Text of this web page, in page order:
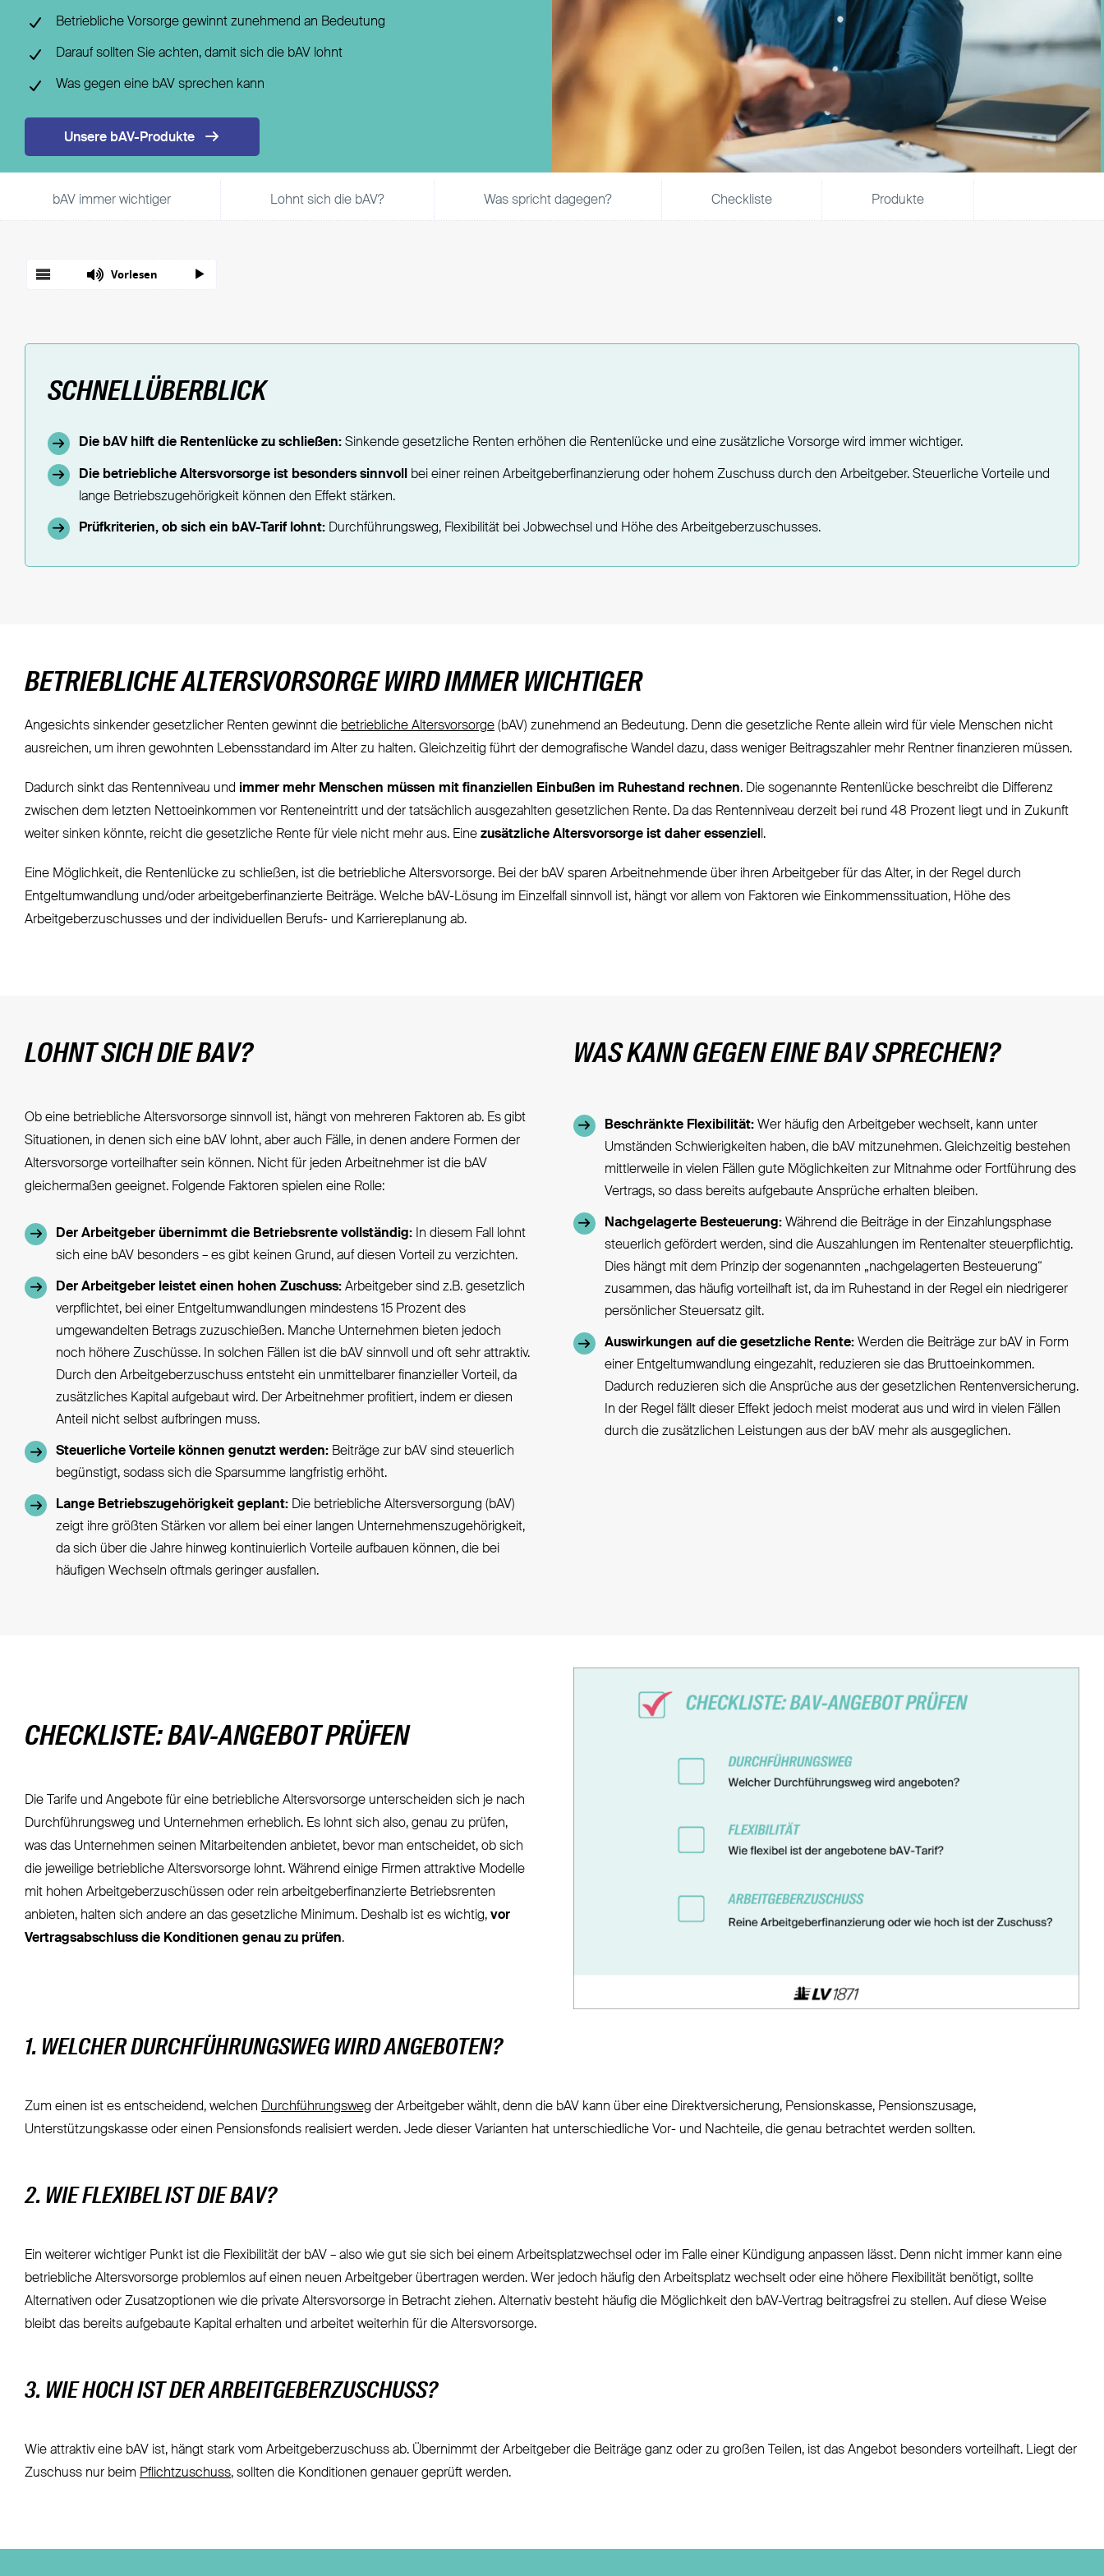
Klassische Rentenversicherung
Direktversicherung
Pensionszusage
Unterstützungskasse
Leistungsfall
Betriebliche Vorsorge gewinnt zunehmend an Bedeutung
Darauf sollten Sie achten, damit sich die bAV lohnt
Was gegen eine bAV sprechen kann
Unsere bAV-Produkte
bAV immer wichtiger Lohnt sich die bAV? Was spricht dagegen? Checkliste Produkte
Vorlesen
SCHNELLÜBERBLICK
Die bAV hilft die Rentenlücke zu schließen: Sinkende gesetzliche Renten erhöhen die Rentenlücke und eine zusätzliche Vorsorge wird immer wichtiger.
Die betriebliche Altersvorsorge ist besonders sinnvoll
bei einer reinen Arbeitgeberfinanzierung oder hohem Zuschuss durch den Arbeitgeber. Steuerliche Vorteile und
lange Betriebszugehörigkeit können den Effekt stärken.
Prüfkriterien, ob sich ein bAV-Tarif lohnt: Durchführungsweg, Flexibilität bei Jobwechsel und Höhe des Arbeitgeberzuschusses.
BETRIEBLICHE ALTERSVORSORGE WIRD IMMER WICHTIGER
Angesichts sinkender gesetzlicher Renten gewinnt die betriebliche Altersvorsorge(bAV) zunehmend an Bedeutung. Denn die gesetzliche Rente allein wird für viele Menschen nicht
ausreichen, um ihren gewohnten Lebensstandard im Alter zu halten. Gleichzeitig führt der demografische Wandel dazu, dass weniger Beitragszahler mehr Rentner finanzieren müssen.
Dadurch sinkt das Rentenniveau und immer mehr Menschen müssen mit finanziellen Einbußen im Ruhestand rechnen. Die sogenannte Rentenlücke beschreibt die Differenz
zwischen dem letzten Nettoeinkommen vor Renteneintritt und der tatsächlich ausgezahlten gesetzlichen Rente. Da das Rentenniveau derzeit bei rund 48 Prozent liegt und in Zukunft
weiter sinken könnte, reicht die gesetzliche Rente für viele nicht mehr aus. Eine zusätzliche Altersvorsorge ist daher essenziel l.
Eine Möglichkeit, die Rentenlücke zu schließen, ist die betriebliche Altersvorsorge. Bei der bAV sparen Arbeitnehmende über ihren Arbeitgeber für das Alter, in der Regel durch
Entgeltumwandlung und/oder arbeitgeberfinanzierte Beiträge. Welche bAV-Lösung im Einzelfall sinnvoll ist, hängt vor allem von Faktoren wie Einkommenssituation, Höhe des
Arbeitgeberzuschusses und der individuellen Berufs- und Karriereplanung ab.
LOHNT SICH DIE BAV?
Ob eine betriebliche Altersvorsorge sinnvoll ist, hängt von mehreren Faktoren ab. Es gibt
Situationen, in denen sich eine bAV lohnt, aber auch Fälle, in denen andere Formen der
Altersvorsorge vorteilhafter sein können. Nicht für jeden Arbeitnehmer ist die bAV
gleichermaßen geeignet. Folgende Faktoren spielen eine Rolle:
Der Arbeitgeber übernimmt die Betriebsrente vollständig: In diesem Fall lohnt
sich eine bAV besonders – es gibt keinen Grund, auf diesen Vorteil zu verzichten.
Der Arbeitgeber leistet einen hohen Zuschuss: Arbeitgeber sind z.B. gesetzlich
verpflichtet, bei einer Entgeltumwandlungen mindestens 15 Prozent des
umgewandelten Betrags zuzuschießen. Manche Unternehmen bieten jedoch
noch höhere Zuschüsse. In solchen Fällen ist die bAV sinnvoll und oft sehr attraktiv.
Durch den Arbeitgeberzuschuss entsteht ein unmittelbarer finanzieller Vorteil, da
zusätzliches Kapital aufgebaut wird. Der Arbeitnehmer profitiert, indem er diesen
Anteil nicht selbst aufbringen muss.
Steuerliche Vorteile können genutzt werden: Beiträge zur bAV sind steuerlich
begünstigt, sodass sich die Sparsumme langfristig erhöht.
Lange Betriebszugehörigkeit geplant: Die betriebliche Altersversorgung (bAV)
zeigt ihre größten Stärken vor allem bei einer langen Unternehmenszugehörigkeit,
da sich über die Jahre hinweg kontinuierlich Vorteile aufbauen können, die bei
häufigen Wechseln oftmals geringer ausfallen.
WAS KANN GEGEN EINE BAV SPRECHEN?
Beschränkte Flexibilität: Wer häufig den Arbeitgeber wechselt, kann unter
Umständen Schwierigkeiten haben, die bAV mitzunehmen. Gleichzeitig bestehen
mittlerweile in vielen Fällen gute Möglichkeiten zur Mitnahme oder Fortführung des
Vertrags, so dass bereits aufgebaute Ansprüche erhalten bleiben.
Nachgelagerte Besteuerung: Während die Beiträge in der Einzahlungsphase
steuerlich gefördert werden, sind die Auszahlungen im Rentenalter steuerpflichtig.
Dies hängt mit dem Prinzip der sogenannten „nachgelagerten Besteuerung“
zusammen, das häufig vorteilhaft ist, da im Ruhestand in der Regel ein niedrigerer
persönlicher Steuersatz gilt.
Auswirkungen auf die gesetzliche Rente: Werden die Beiträge zur bAV in Form
einer Entgeltumwandlung eingezahlt, reduzieren sie das Bruttoeinkommen.
Dadurch reduzieren sich die Ansprüche aus der gesetzlichen Rentenversicherung.
In der Regel fällt dieser Effekt jedoch meist moderat aus und wird in vielen Fällen
durch die zusätzlichen Leistungen aus der bAV mehr als ausgeglichen.
CHECKLISTE: BAV-ANGEBOT PRÜFEN
Die Tarife und Angebote für eine betriebliche Altersvorsorge unterscheiden sich je nach
Durchführungsweg und Unternehmen erheblich. Es lohnt sich also, genau zu prüfen,
was das Unternehmen seinen Mitarbeitenden anbietet, bevor man entscheidet, ob sich
die jeweilige betriebliche Altersvorsorge lohnt. Während einige Firmen attraktive Modelle
mit hohen Arbeitgeberzuschüssen oder rein arbeitgeberfinanzierte Betriebsrenten
anbieten, halten sich andere an das gesetzliche Minimum. Deshalb ist es wichtig, vor
Vertragsabschluss die Konditionen genau zu prüfen.
1. WELCHER DURCHFÜHRUNGSWEG WIRD ANGEBOTEN?
Zum einen ist es entscheidend, welchen Durchführungsweg der Arbeitgeber wählt, denn die bAV kann über eine Direktversicherung, Pensionskasse, Pensionszusage,
Unterstützungskasse oder einen Pensionsfonds realisiert werden. Jede dieser Varianten hat unterschiedliche Vor- und Nachteile, die genau betrachtet werden sollten.
2. WIE FLEXIBEL IST DIE BAV?
Ein weiterer wichtiger Punkt ist die Flexibilität der bAV – also wie gut sie sich bei einem Arbeitsplatzwechsel oder im Falle einer Kündigung anpassen lässt. Denn nicht immer kann eine
betriebliche Altersvorsorge problemlos auf einen neuen Arbeitgeber übertragen werden. Wer jedoch häufig den Arbeitsplatz wechselt oder eine höhere Flexibilität benötigt, sollte
Alternativen oder Zusatzoptionen wie die private Altersvorsorge in Betracht ziehen. Alternativ besteht häufig die Möglichkeit den bAV-Vertrag beitragsfrei zu stellen. Auf diese Weise
bleibt das bereits aufgebaute Kapital erhalten und arbeitet weiterhin für die Altersvorsorge.
3. WIE HOCH IST DER ARBEITGEBERZUSCHUSS?
Wie attraktiv eine bAV ist, hängt stark vom Arbeitgeberzuschuss ab. Übernimmt der Arbeitgeber die Beiträge ganz oder zu großen Teilen, ist das Angebot besonders vorteilhaft. Liegt der
Zuschuss nur beim Pflichtzuschuss, sollten die Konditionen genauer geprüft werden.